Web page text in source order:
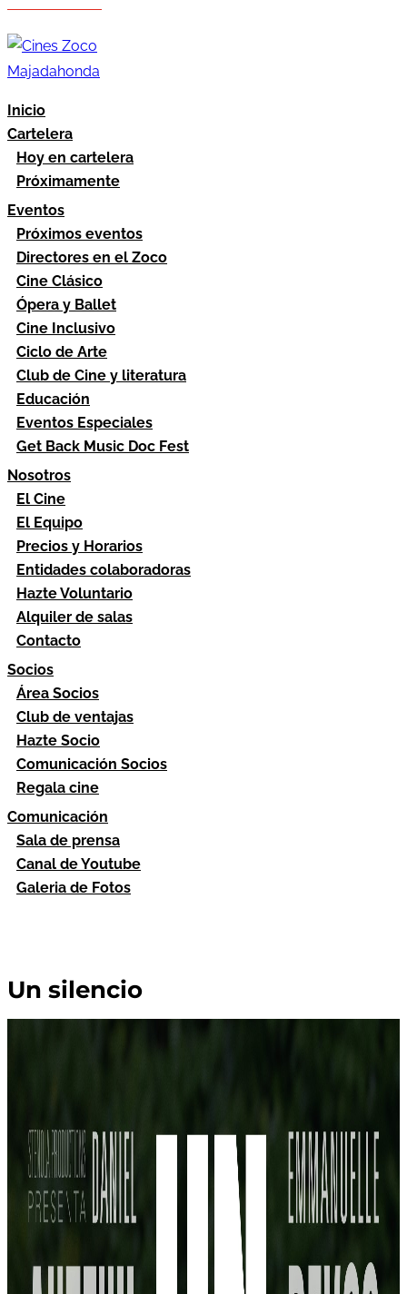
Inicio
Cartelera
Hoy en cartelera
Próximamente
Eventos
Próximos eventos
Directores en el Zoco
Cine Clásico
Ópera y Ballet
Cine Inclusivo
Ciclo de Arte
Club de Cine y literatura
Educación
Eventos Especiales
Get Back Music Doc Fest
Nosotros
El Cine
El Equipo
Precios y Horarios
Entidades colaboradoras
Hazte Voluntario
Alquiler de salas
Contacto
Socios
Área Socios
Club de ventajas
Hazte Socio
Comunicación Socios
Regala cine
Comunicación
Sala de prensa
Canal de Youtube
Galeria de Fotos
Un silencio